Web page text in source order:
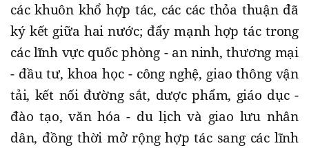
các khuôn khổ hợp tác, các các thỏa thuận đã
ký kết giữa hai nước; đẩy mạnh hợp tác trong
các lĩnh vực quốc phòng - an ninh, thương mại
- đầu tư, khoa học - công nghệ, giao thông vận
tải, kết nối đường sắt, dược phẩm, giáo dục -
đào tạo, văn hóa - du lịch và giao lưu nhân
dân, đồng thời mở rộng hợp tác sang các lĩnh